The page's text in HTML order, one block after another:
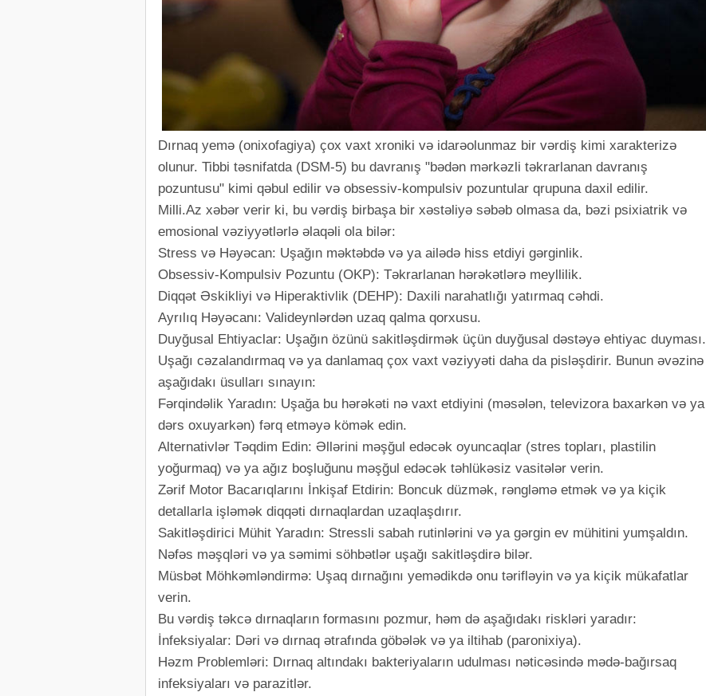
Dırnaq yemə (onixofagiya) çox vaxt xroniki və idarəolunmaz bir vərdiş kimi xarakterizə
olunur. Tibbi təsnifatda (DSM-5) bu davranış "bədən mərkəzli təkrarlanan davranış
pozuntusu" kimi qəbul edilir və obsessiv-kompulsiv pozuntular qrupuna daxil edilir.
Milli.Az xəbər verir ki, bu vərdiş birbaşa bir xəstəliyə səbəb olmasa da, bəzi psixiatrik və
emosional vəziyyətlərlə əlaqəli ola bilər:
Stress və Həyəcan: Uşağın məktəbdə və ya ailədə hiss etdiyi gərginlik.
Obsessiv-Kompulsiv Pozuntu (OKP): Təkrarlanan hərəkətlərə meyllilik.
Diqqət Əskikliyi və Hiperaktivlik (DEHP): Daxili narahatlığı yatırmaq cəhdi.
Ayrılıq Həyəcanı: Valideynlərdən uzaq qalma qorxusu.
Duyğusal Ehtiyaclar: Uşağın özünü sakitləşdirmək üçün duyğusal dəstəyə ehtiyac duyması.
Uşağı cəzalandırmaq və ya danlamaq çox vaxt vəziyyəti daha da pisləşdirir. Bunun əvəzinə
aşağıdakı üsulları sınayın:
Fərqindəlik Yaradın: Uşağa bu hərəkəti nə vaxt etdiyini (məsələn, televizora baxarkən və ya
dərs oxuyarkən) fərq etməyə kömək edin.
Alternativlər Təqdim Edin: Əllərini məşğul edəcək oyuncaqlar (stres topları, plastilin
yoğurmaq) və ya ağız boşluğunu məşğul edəcək təhlükəsiz vasitələr verin.
Zərif Motor Bacarıqlarını İnkişaf Etdirin: Boncuk düzmək, rəngləmə etmək və ya kiçik
detallarla işləmək diqqəti dırnaqlardan uzaqlaşdırır.
Sakitləşdirici Mühit Yaradın: Stressli sabah rutinlərini və ya gərgin ev mühitini yumşaldın.
Nəfəs məşqləri və ya səmimi söhbətlər uşağı sakitləşdirə bilər.
Müsbət Möhkəmləndirmə: Uşaq dırnağını yemədikdə onu tərifləyin və ya kiçik mükafatlar
verin.
Bu vərdiş təkcə dırnaqların formasını pozmur, həm də aşağıdakı riskləri yaradır:
İnfeksiyalar: Dəri və dırnaq ətrafında göbələk və ya iltihab (paronixiya).
Həzm Problemləri: Dırnaq altındakı bakteriyaların udulması nəticəsində mədə-bağırsaq
infeksiyaları və parazitlər.